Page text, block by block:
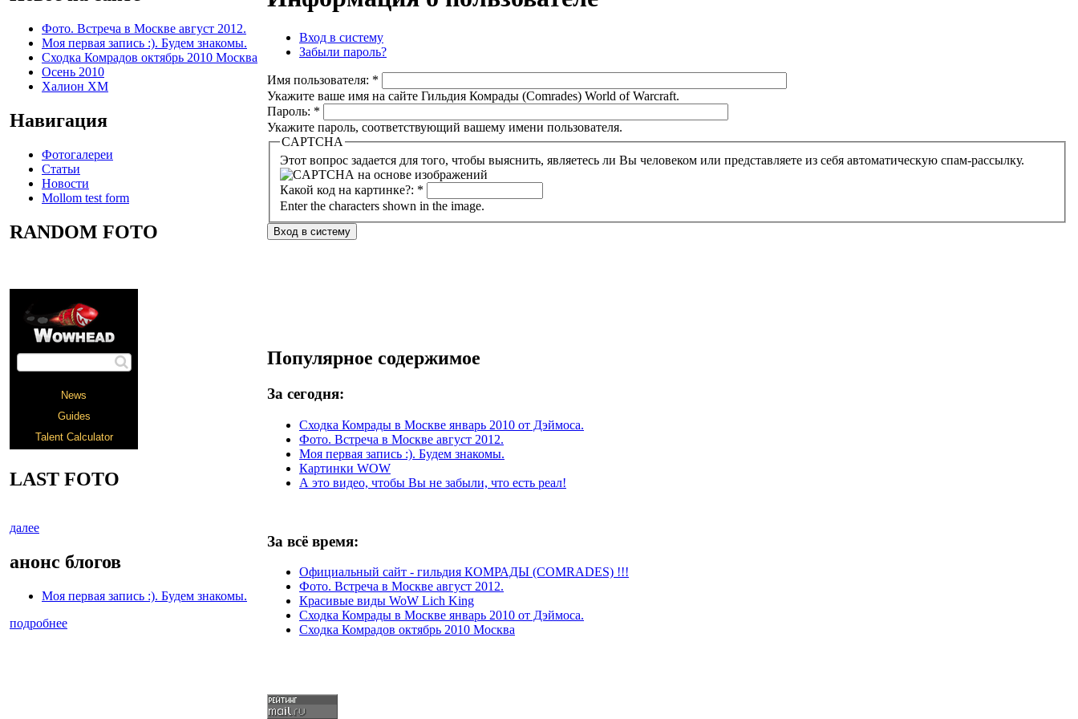
Фото. Встреча в Москве август 2012.
Моя первая запись :). Будем знакомы.
Сходка Комрадов октябрь 2010 Москва
Осень 2010
Халион ХМ
Навигация
Фотогалереи
Статьи
Новости
Mollom test form
RANDOM FOTO
LAST FOTO
далее
анонс блогов
Моя первая запись :). Будем знакомы.
подробнее
Вход в систему
Забыли пароль?
Имя пользователя: *
Укажите ваше имя на сайте Гильдия Комрады (Comrades) World of Warcraft.
Пароль: *
Укажите пароль, соответствующий вашему имени пользователя.
CAPTCHA
Этот вопрос задается для того, чтобы выяснить, являетесь ли Вы человеком или представляете из себя автоматическую спам-рассылку.
Какой код на картинке?: *
Enter the characters shown in the image.
Популярное содержимое
За сегодня:
Сходка Комрады в Москве январь 2010 от Дэймоса.
Фото. Встреча в Москве август 2012.
Моя первая запись :). Будем знакомы.
Картинки WOW
А это видео, чтобы Вы не забыли, что есть реал!
За всё время:
Официальный сайт - гильдия КОМРАДЫ (COMRADES) !!!
Фото. Встреча в Москве август 2012.
Красивые виды WoW Lich King
Сходка Комрады в Москве январь 2010 от Дэймоса.
Сходка Комрадов октябрь 2010 Москва